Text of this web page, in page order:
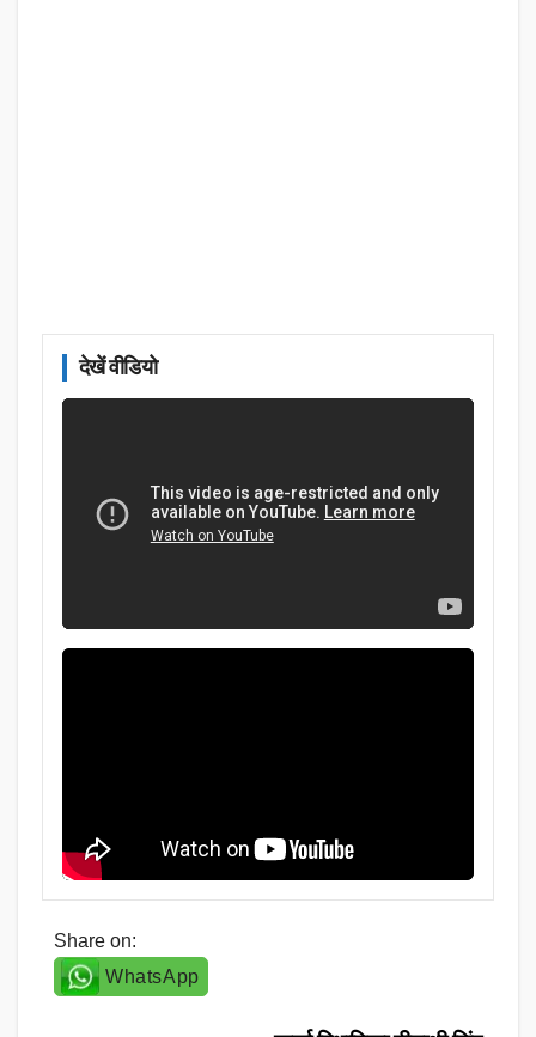
देखें वीडियो
Share on:
WhatsApp